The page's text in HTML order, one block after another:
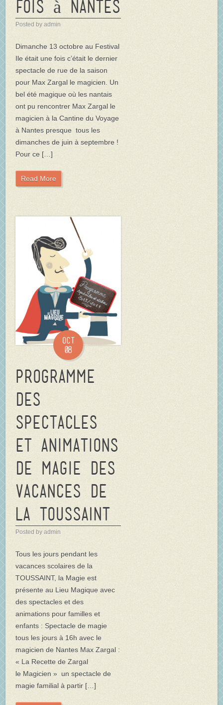
fois à Nantes
Posted by admin
Dimanche 13 octobre au Festival
Ile était une fois c’était le dernier
spectacle de rue de la saison
pour Max Zargal le magicien. Un
bel été magique où les nantais
ont pu rencontrer Max Zargal le
magicien à la Cantine du Voyage
à Nantes presque tous les
dimanches de juin à septembre !
Pour ce […]
Read More
Oct
08
Programme
des
spectacles
et animations
de magie des
vacances de
la TOUSSAINT
Posted by admin
Tous les jours pendant les
vacances scolaires de la
TOUSSAINT, la Magie est
présente au Lieu Magique avec
des spectacles et des
animations pour familles et
enfants : Spectacle de magie
tous les jours à 16h avec le
magicien de Nantes Max Zargal :
« La Recette de Zargal
le Magicien » un spectacle de
magie familial à partir […]